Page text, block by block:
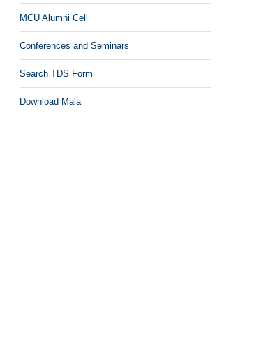
MCU Alumni Cell
Conferences and Seminars
Search TDS Form
Download Mala